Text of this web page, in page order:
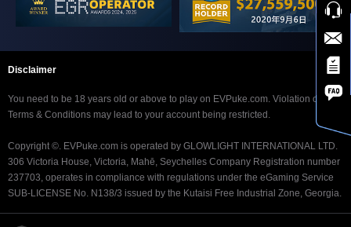
1月12日 23:10 APL 系列: ¥550 短牌赏金赛 [快速] ¥550 ¥25,000
APL 系列: ¥5,500 周日豪客六人桌赛 ¥5,500 ¥750,000
¥500,000
¥100,000
¥30,000
0:00 APL 系列: ¥55,000 周日超级豪客赛
¥200,000
1月13日 0:00 APL 系列: ¥88 午夜疯狂赛 [急速] ¥88 ¥75,000
1月13日 0:30
APL 系列: ¥2,200 闪电赏金闭幕豪客
¥2,200 ¥150,000
1月13日 0:30 APL 系列: ¥220 闪电赏金闭幕赛 ¥220 ¥100,000
Disclaimer
You need to be 18 years old or above to play on EVPuke.com. Violation of our
Terms & Conditions may lead to your account being restricted.
Copyright ©. EVPuke.com is operated by GLOWLIGHT INTERNATIONAL LTD.
306 Victoria House, Victoria, Mahē, Seychelles Company Registration number
237703, operates in compliance with regulations under the eGaming Service
SUB-LICENSE No. N138/3 issued by the Kutaisi Free Industrial Zone, Georgia.